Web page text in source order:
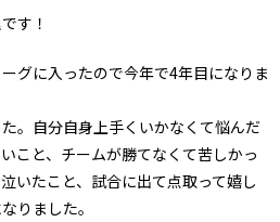
す！
グに入ったので今年で4年目になりま
。自分自身上手くいかなくて悩んだ
こと、チームが勝てなくて苦しかっ
いたこと、試合に出て点取って嬉し
りました。